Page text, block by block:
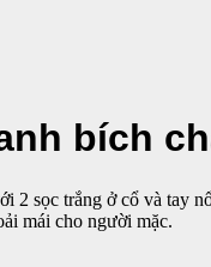
bích
2 sọc trắng ở cổ và tay
mái cho người mặc.